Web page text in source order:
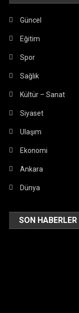
Güncel
Eğitim
Spor
Sağlık
Kültür – Sanat
Siyaset
Ulaşım
Ekonomi
Ankara
Dünya
SON HABERLER